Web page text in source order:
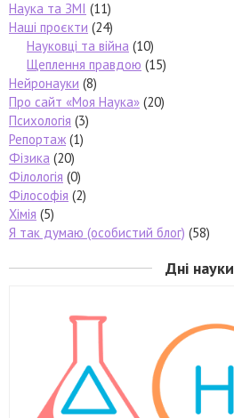
Наука та ЗМІ (11)
Наші проєкти (24)
Науковці та війна (10)
Щеплення правдою (15)
Нейронауки (8)
Про сайт «Моя Наука» (20)
Психологія (3)
Репортаж (1)
Фізика (20)
Філологія (0)
Філософія (2)
Хімія (5)
Я так думаю (особистий блог) (58)
Дні науки